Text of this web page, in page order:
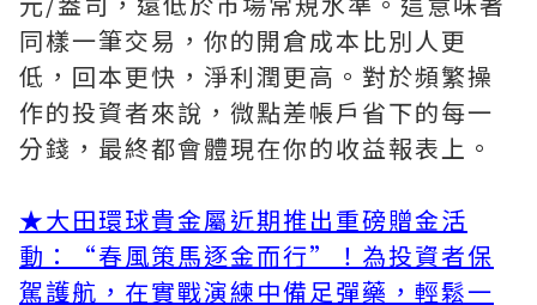
同樣一筆交易，你的開倉成本比別人更
低，回本更快，淨利潤更高。對於頻繁操
作的投資者來說，微點差帳戶省下的每一
分錢，最終都會體現在你的收益報表上。
★大田環球貴金屬近期推出重磅贈金活
動：“春風策馬逐金而行”！為投資者保
駕護航，在實戰演練中備足彈藥，輕鬆一